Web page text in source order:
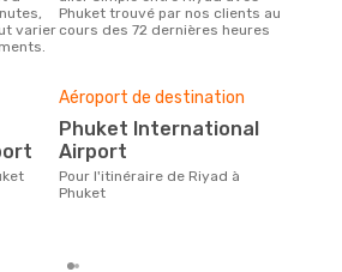
varier
Phuket trouvé par nos clients au
cours des 72 dernières heures
Aéroport de destination
Phuket International
Airport
Pour l'itinéraire de Riyad à
Phuket